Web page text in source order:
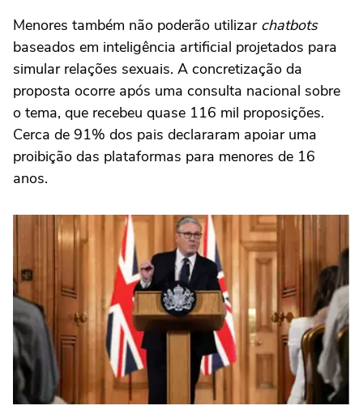
Menores também não poderão utilizar chatbots
baseados em inteligência artificial projetados para
simular relações sexuais. A concretização da
proposta ocorre após uma consulta nacional sobre
o tema, que recebeu quase 116 mil proposições.
Cerca de 91% dos pais declararam apoiar uma
proibição das plataformas para menores de 16
anos.